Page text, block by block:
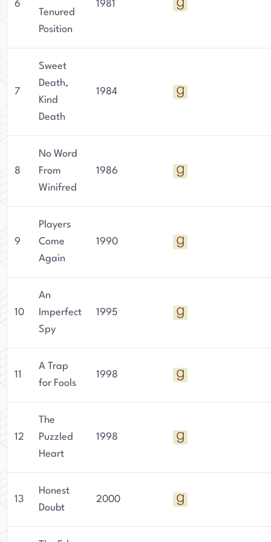
6
Tenured
Position
1981
7
Sweet
Death,
Kind
Death
1984
8
No Word
From
Winifred
1986
9
Players
Come
Again
1990
10
An
Imperfect
Spy
1995
11
A Trap
for Fools
1998
12
The
Puzzled
Heart
1998
13
Honest
Doubt
2000